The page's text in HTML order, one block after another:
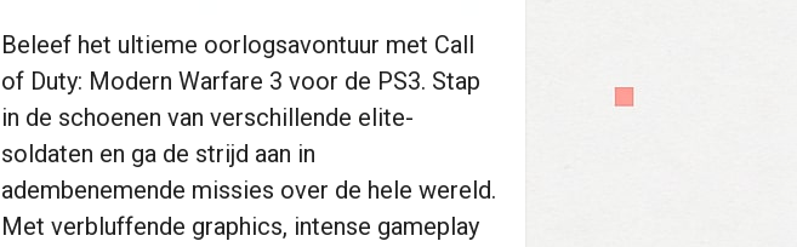
Beleef het ultieme oorlogsavontuur met Call
of Duty: Modern Warfare 3 voor de PS3. Stap
in de schoenen van verschillende elite-
soldaten en ga de strijd aan in
adembenemende missies over de hele wereld.
Met verbluffende graphics, intense gameplay